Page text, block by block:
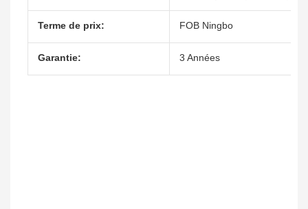
Terme de prix: FOB Ningbo
Garantie: 3 Années